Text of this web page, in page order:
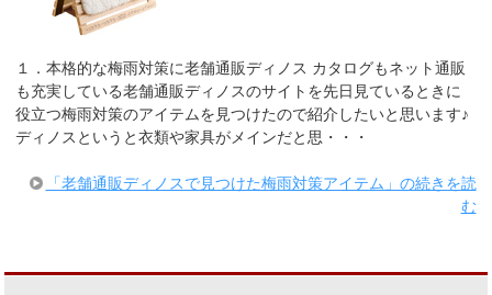
１．本格的な梅雨対策に老舗通販ディノス カタログもネット通販
も充実している老舗通販ディノスのサイトを先日見ているときに
役立つ梅雨対策のアイテムを見つけたので紹介したいと思います♪
ディノスというと衣類や家具がメインだと思・・・
「老舗通販ディノスで見つけた梅雨対策アイテム」の続きを読
む